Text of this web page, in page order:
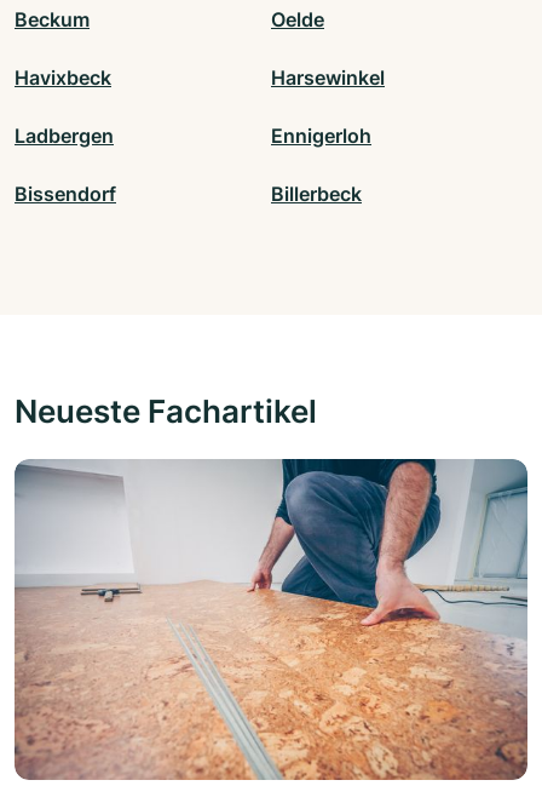
Beckum Oelde
Havixbeck Harsewinkel
Ladbergen Ennigerloh
Bissendorf Billerbeck
Neueste Fachartikel